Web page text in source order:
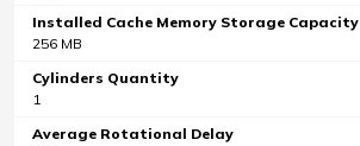
Installed Cache Memory Storage Capacity
256 MB
Cylinders Quantity
1
Average Rotational Delay